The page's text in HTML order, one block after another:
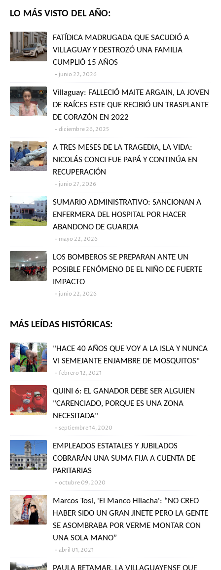
LO MÁS VISTO DEL AÑO:
FATÍDICA MADRUGADA QUE SACUDIÓ A
VILLAGUAY Y DESTROZÓ UNA FAMILIA
CUMPLIÓ 15 AÑOS
junio 22, 2026
Villaguay: FALLECIÓ MAITE ARGAIN, LA JOVEN
DE RAÍCES ESTE QUE RECIBIÓ UN TRASPLANTE
DE CORAZÓN EN 2022
diciembre 26, 2025
A TRES MESES DE LA TRAGEDIA, LA VIDA:
NICOLÁS CONCI FUE PAPÁ Y CONTINÚA EN
RECUPERACIÓN
junio 27, 2026
SUMARIO ADMINISTRATIVO: SANCIONAN A
ENFERMERA DEL HOSPITAL POR HACER
ABANDONO DE GUARDIA
mayo 22, 2026
LOS BOMBEROS SE PREPARAN ANTE UN
POSIBLE FENÓMENO DE EL NIÑO DE FUERTE
IMPACTO
junio 22, 2026
MÁS LEÍDAS HISTÓRICAS:
"HACE 40 AÑOS QUE VOY A LA ISLA Y NUNCA
VI SEMEJANTE ENJAMBRE DE MOSQUITOS"
febrero 12, 2021
QUINI 6: EL GANADOR DEBE SER ALGUIEN
"CARENCIADO, PORQUE ES UNA ZONA
NECESITADA"
septiembre 14, 2020
EMPLEADOS ESTATALES Y JUBILADOS
COBRARÁN UNA SUMA FIJA A CUENTA DE
PARITARIAS
octubre 09, 2020
Marcos Tosi, 'El Manco Hilacha': “NO CREO
HABER SIDO UN GRAN JINETE PERO LA GENTE
SE ASOMBRABA POR VERME MONTAR CON
UNA SOLA MANO”
abril 01, 2021
PAULA RETAMAR, LA VILLAGUAYENSE QUE